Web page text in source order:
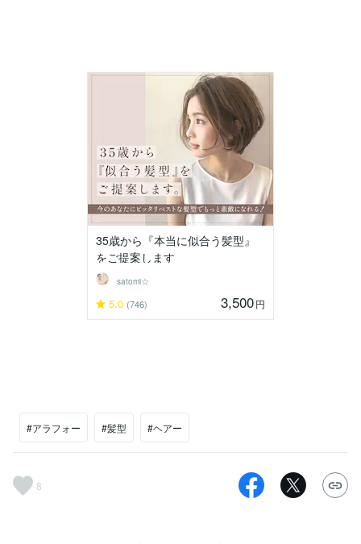
35歳から『本当に似合う髪型』
をご提案します
satomi☆
5.0 (746) 3,500円
#アラフォー #髪型 #ヘアー
8